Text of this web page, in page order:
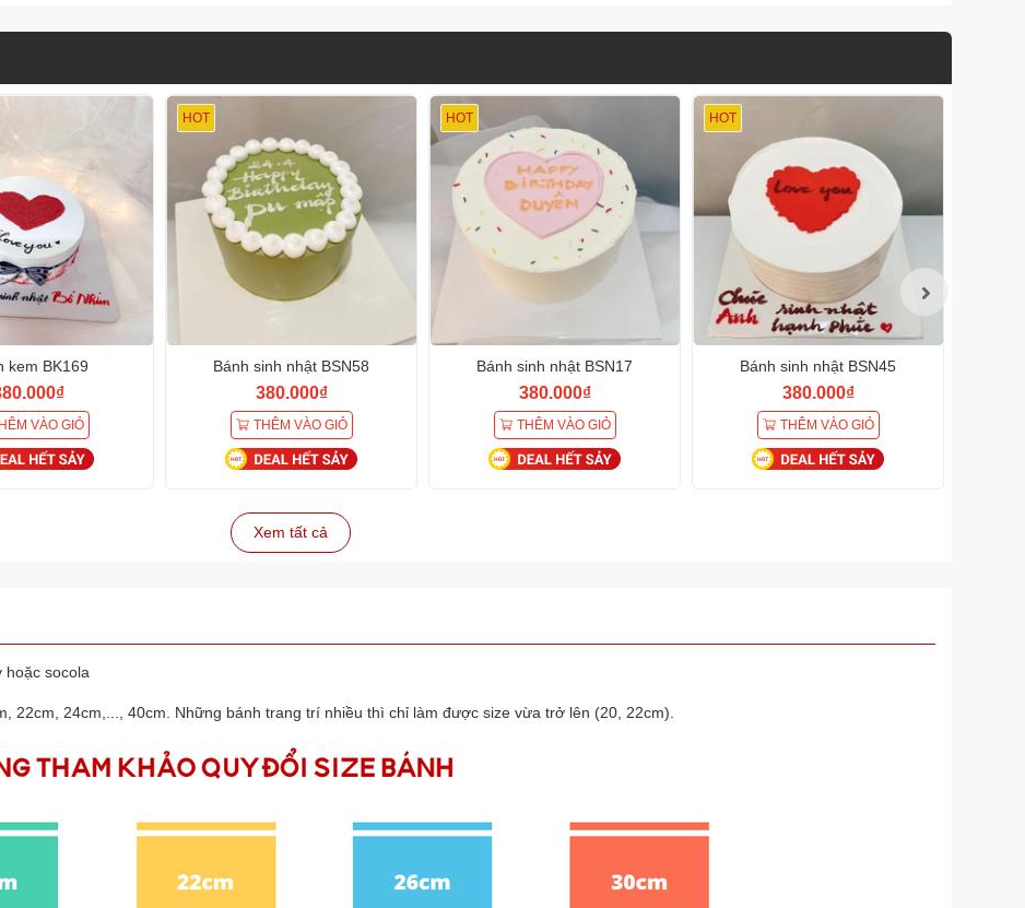
kem BK169
VÀO GIỎ
HOT
Bánh sinh nhật BSN58
380.000₫
THÊM VÀO GIỎ
HOT
Bánh sinh nhật BSN17
380.000₫
THÊM VÀO GIỎ
HOT
Bánh sinh nhật BSN45
380.000₫
THÊM VÀO GIỎ
Xem tất cả
hoặc socola
22cm, 24cm,..., 40cm. Những bánh trang trí nhiều thì chỉ làm được size vừa trở lên (20, 22cm).